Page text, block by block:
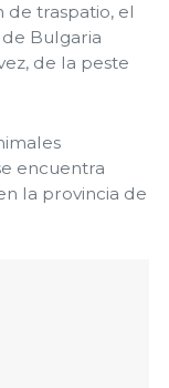
traspatio, el
Bulgaria
de la peste
encuentra
la provincia de